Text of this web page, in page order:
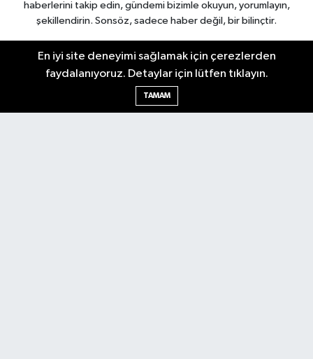
haberlerini takip edin, gündemi bizimle okuyun, yorumlayın,
şekillendirin. Sonsöz, sadece haber değil, bir bilinçtir.
Ankara Nöbetçi Eczaneler
En iyi site deneyimi sağlamak için çerezlerden
faydalanıyoruz. Detaylar için lütfen tıklayın.
TAMAM